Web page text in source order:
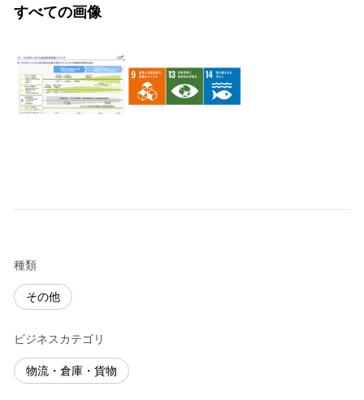
すべての画像
種類
その他
ビジネスカテゴリ
物流・倉庫・貨物